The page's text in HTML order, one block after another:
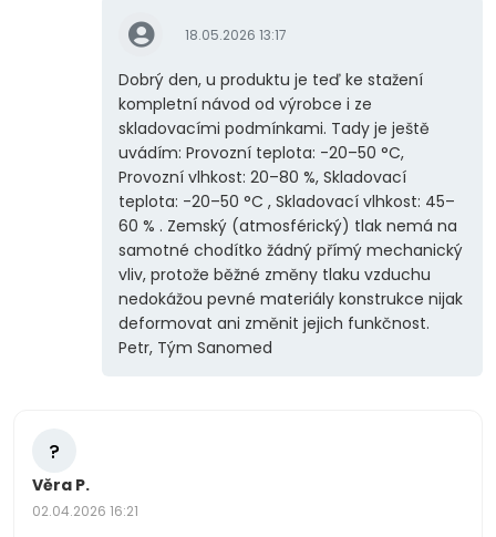
18.05.2026 13:17
Dobrý den, u produktu je teď ke stažení
kompletní návod od výrobce i ze
skladovacími podmínkami. Tady je ještě
uvádím: Provozní teplota: -20–50 °C,
Provozní vlhkost: 20–80 %, Skladovací
teplota: -20–50 °C , Skladovací vlhkost: 45–
60 % . Zemský (atmosférický) tlak nemá na
samotné chodítko žádný přímý mechanický
vliv, protože běžné změny tlaku vzduchu
nedokážou pevné materiály konstrukce nijak
deformovat ani změnit jejich funkčnost.
Petr, Tým Sanomed
?
Věra P.
02.04.2026 16:21